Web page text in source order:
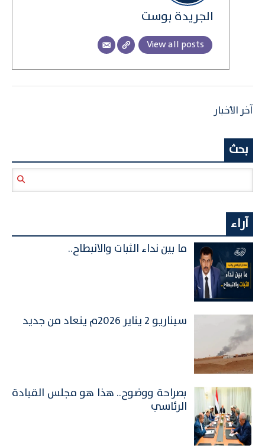
الجريدة بوست
View all posts
آخر الأخبار
بحث
آراء
ما بين نداء الثبات والانبطاح..
سيناريو 2 يناير 2026م ينعاد من جديد
بصراحة ووضوح.. هذا هو مجلس القيادة
الرئاسي